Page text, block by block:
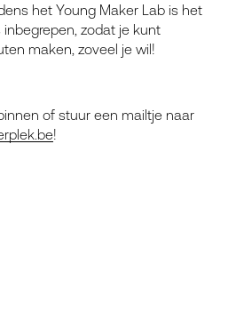
het Young Maker Lab is het
zodat je kunt
maken, zoveel je wil!
of stuur een mailtje naar
!